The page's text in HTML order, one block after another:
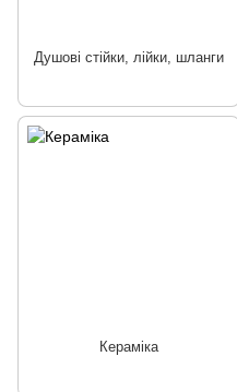
Душові стійки, лійки, шланги
Кераміка